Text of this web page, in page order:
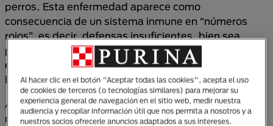
perros. Esta enfermedad aparece como
consecuencia de un sistema inmune en “números
rojos”, es decir, defensas insuficientes, bien sea
porque el animal esdemasiado joven, muy mayor o
debido a que padece los efectos de
inmunosupresores.
Al momento de buscar verrugas en el cuerpo de
nuestros perros, debemos tener claro que, si bien la
Al hacer clic en el botón "Aceptar todas las cookies", acepta el uso
de cookies de terceros (o tecnologías similares) para mejorar su
experiencia general de navegación en el sitio web, medir nuestra
audiencia y recopilar información útil que nos permita a nosotros y a
nuestros socios ofrecerle anuncios adaptados a sus intereses.